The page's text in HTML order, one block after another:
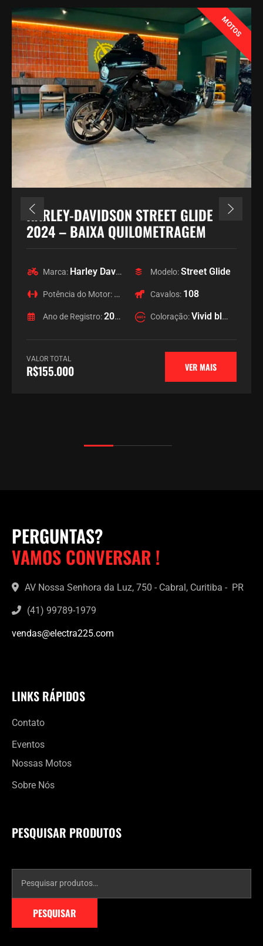
MOTOS
HARLEY-DAVIDSON STREET GLIDE
2024 – BAIXA QUILOMETRAGEM
Marca: Harley Davidson Modelo:Street Glide
Potência do Motor: 1923 Cavalos: 108
Ano de Registro:2024 Coloração:Vivid black
VALOR TOTAL
R$155.000 VER MAIS
PERGUNTAS?
VAMOS CONVERSAR !
AV Nossa Senhora da Luz, 750 - Cabral, Curitiba - PR
(41) 99789-1979
vendas@electra225.com
LINKS RÁPIDOS
Contato
Eventos
Nossas Motos
Sobre Nós
PESQUISAR PRODUTOS
PESQUISAR